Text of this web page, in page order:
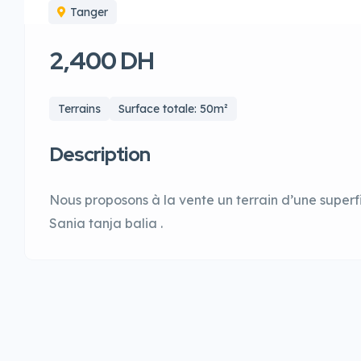
Tanger
2,400 DH
Terrains Surface totale: 50m²
Description
Nous proposons à la vente un terrain d’une
Sania tanja balia .